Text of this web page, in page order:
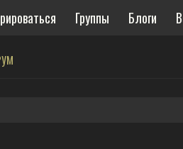
Группы Блоги